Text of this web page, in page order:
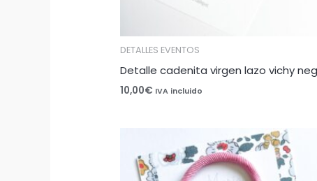
DETALLES EVENTOS
Detalle cadenita virgen lazo vichy
10,00€ IVA incluido